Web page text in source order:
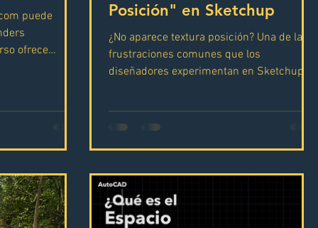
puede
ofrece
Posición" en Sketchup
¿No aparece textura posición? Una de las
frustraciones comunes que los
diseñadores experimentan en Sketchup es